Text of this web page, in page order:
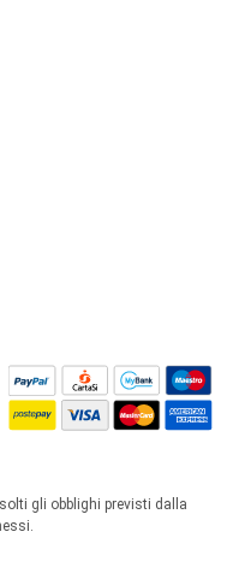
gli obblighi previsti dalla